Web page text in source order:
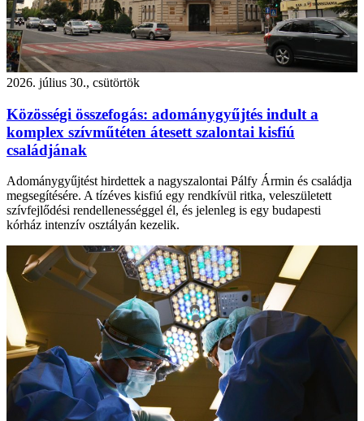
2026. július 30., csütörtök
Közösségi összefogás: adománygyűjtés indult a
komplex szívműtéten átesett szalontai kisfiú
családjának
Adománygyűjtést hirdettek a nagyszalontai Pálfy Ármin és családja
megsegítésére. A tízéves kisfiú egy rendkívül ritka, veleszületett
szívfejlődési rendellenességgel él, és jelenleg is egy budapesti
kórház intenzív osztályán kezelik.